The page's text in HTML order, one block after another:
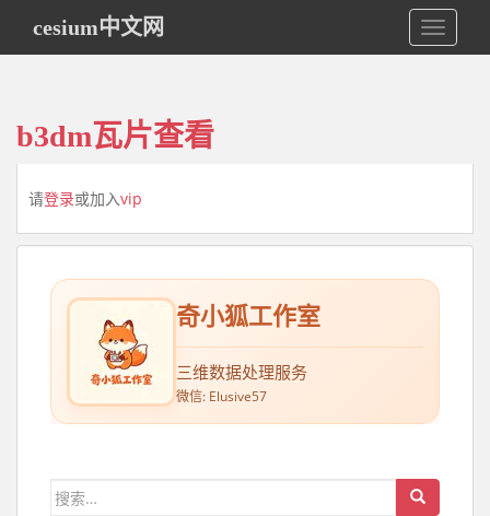
i
cesium中文网
b3dm瓦片查看
请登录或加入vip
奇小狐工作室
三维数据处理服务
微信: Elusive57
搜索：